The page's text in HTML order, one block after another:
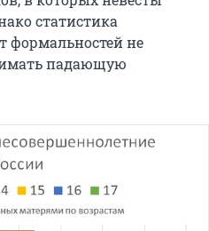
статистика
формальностей не
падающую